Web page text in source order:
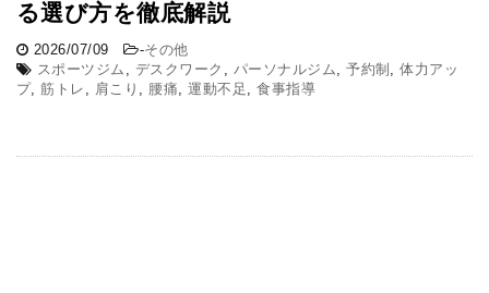
る選び方を徹底解説
2026/07/09 -その他
スポーツジム , デスクワーク , パーソナルジム,予約制 ,体力アッ
プ,筋トレ , 肩こり , 腰痛,運動不足 ,食事指導